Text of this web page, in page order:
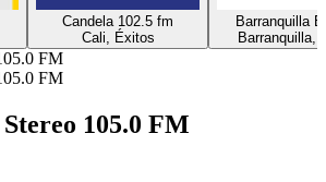
Candela 102.5 fm
Cali, Éxitos
Barranquilla
Barranquilla,
FM
FM
105.0 FM